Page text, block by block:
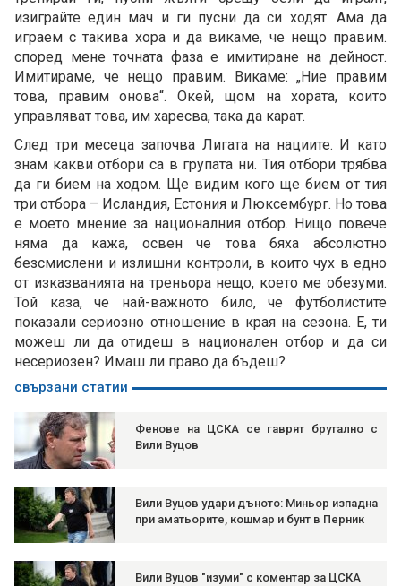
изиграйте един мач и ги пусни да си ходят. Ама да
играем с такива хора и да викаме, че нещо правим.
според мене точната фаза е имитиране на дейност.
Имитираме, че нещо правим. Викаме: „Ние правим
това, правим онова“. Окей, щом на хората, които
управляват това, им харесва, така да карат.
След три месеца започва Лигата на нациите. И като
знам какви отбори са в групата ни. Тия отбори трябва
да ги бием на ходом. Ще видим кого ще бием от тия
три отбора – Исландия, Естония и Люксембург. Но това
е моето мнение за националния отбор. Нищо повече
няма да кажа, освен че това бяха абсолютно
безсмислени и излишни контроли, в които чух в едно
от изказванията на треньора нещо, което ме обезуми.
Той каза, че най-важното било, че футболистите
показали сериозно отношение в края на сезона. Е, ти
можеш ли да отидеш в национален отбор и да си
несериозен? Имаш ли право да бъдеш?
свързани статии
Фенове на ЦСКА се гаврят брутално с
Вили Вуцов
Вили Вуцов удари дъното: Миньор изпадна
при аматьорите, кошмар и бунт в Перник
Вили Вуцов "изуми" с коментар за ЦСКА